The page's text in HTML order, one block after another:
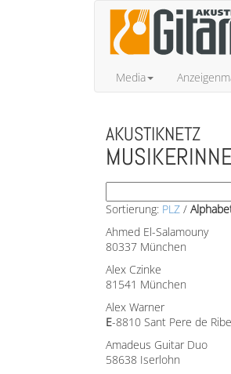
Media
AKUSTIKNETZ
Sortierung: PLZ /
Ahmed El-Salamouny
80337 München
Alex Czinke
81541 München
Alex Warner
E-8810 Sant Pere de
Amadeus Guitar Duo
58638 Iserlohn